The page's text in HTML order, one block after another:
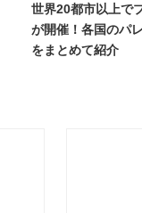
世界20都市以上で
が開催！各国のパ
をまとめて紹介